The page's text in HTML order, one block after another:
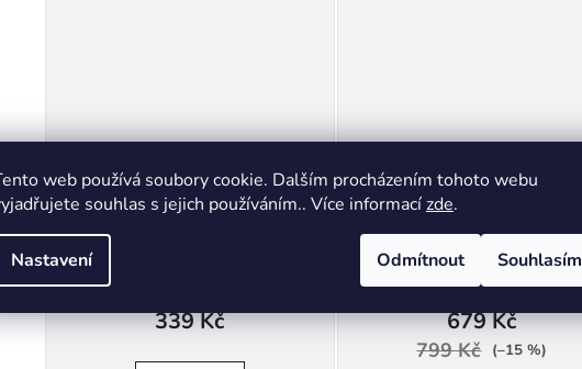
web používá soubory cookie. Dalším procházením tohoto webu
souhlas s jejich používáním.. Více informacízde.
Nastavení Odmítnout Souhlasím
SMOK Novo Eco Pod
339 Kč
SMOK Novo GT
Skladem (2 ks)
679 Kč
799 Kč (–15 %)